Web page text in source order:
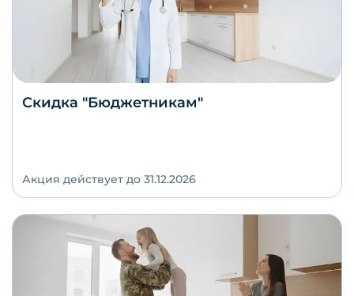
Скидка "Бюджетникам"
Акция действует до 31.12.2026